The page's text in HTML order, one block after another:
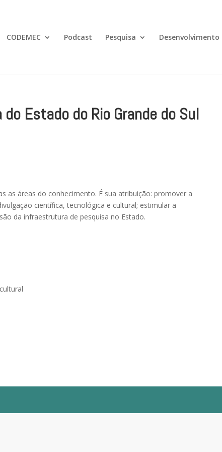
CODEMEC Podcast Pesquisa Desenvolvimento
Estado do Rio Grande do Sul
as áreas do conhecimento. É sua atribuição: promover a
científica, tecnológica e cultural; estimular a
da infraestrutura de pesquisa no Estado.